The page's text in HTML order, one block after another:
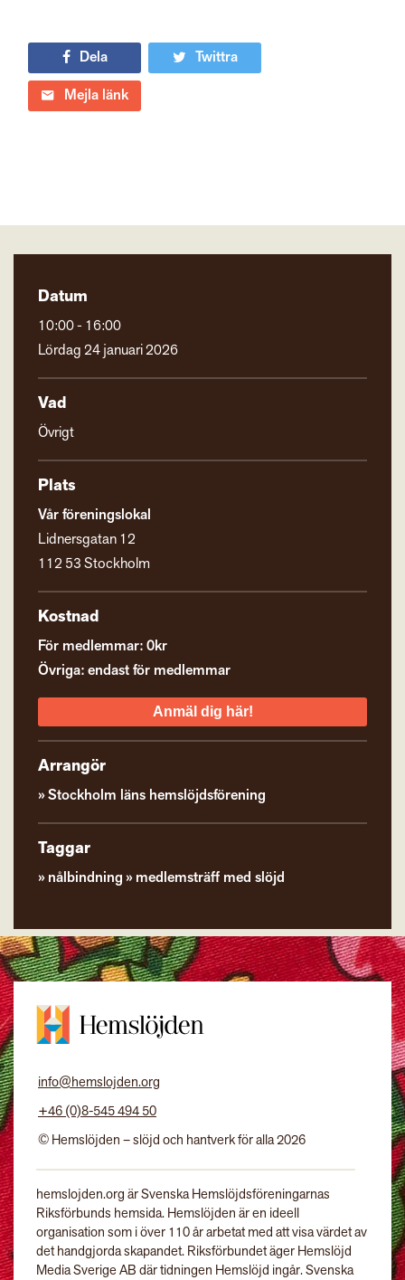
Dela
Twittra
Mejla länk
Datum
10:00 - 16:00
Lördag 24 januari 2026
Vad
Övrigt
Plats
Vår föreningslokal
Lidnersgatan 12
112 53 Stockholm
Kostnad
För medlemmar: 0kr
Övriga: endast för medlemmar
Anmäl dig här!
Arrangör
Stockholm läns hemslöjdsförening
Taggar
nålbindning medlemsträff med slöjd
info@hemslojden.org
+46 (0)8-545 494 50
© Hemslöjden – slöjd och hantverk för alla 2026
hemslojden.org är Svenska Hemslöjdsföreningarnas
Riksförbunds hemsida. Hemslöjden är en ideell
organisation som i över 110 år arbetat med att visa värdet av
det handgjorda skapandet. Riksförbundet äger Hemslöjd
Media Sverige AB där tidningen Hemslöjd ingår. Svenska